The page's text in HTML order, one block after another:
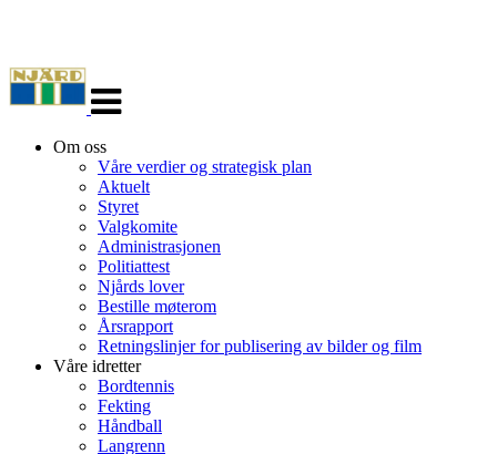
navigasjon
Om oss
Våre verdier og strategisk plan
Aktuelt
Styret
Valgkomite
Administrasjonen
Politiattest
Njårds lover
Bestille møterom
Årsrapport
Retningslinjer for publisering av bilder og film
Våre idretter
Bordtennis
Fekting
Håndball
Langrenn